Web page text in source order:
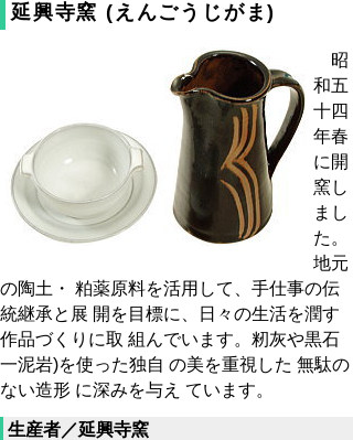
延興寺窯 (えんごうじがま)
昭
和五
十四
年春
に開
窯し
まし
た。
地元
の陶土・ 粕薬原料を活用して、手仕事の伝
統継承と展 開を目標に、日々の生活を潤す
作品づくりに取 組んでいます。籾灰や黒石
一泥岩)を使った独自 の美を重視した 無駄の
ない造形 に深みを与え ています。
生産者／延興寺窯